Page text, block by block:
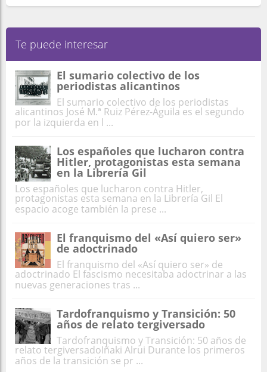
Te puede interesar
El sumario colectivo de los
periodistas alicantinos
El sumario colectivo de los periodistas
alicantinos José M.ª Ruiz Pérez-Águila es el segundo
por la izquierda en l ...
Los españoles que lucharon contra
Hitler, protagonistas esta semana
en la Librería Gil
Los españoles que lucharon contra Hitler,
protagonistas esta semana en la Librería Gil El
espacio acoge también la prese ...
El franquismo del «Así quiero ser»
de adoctrinado
El franquismo del «Así quiero ser» de
adoctrinado El fascismo necesitaba adoctrinar a las
nuevas generaciones tras ...
Tardofranquismo y Transición: 50
años de relato tergiversado
Tardofranquismo y Transición: 50 años de
relato tergiversadoIñaki Alrui Durante los primeros
años de la transición se pr ...